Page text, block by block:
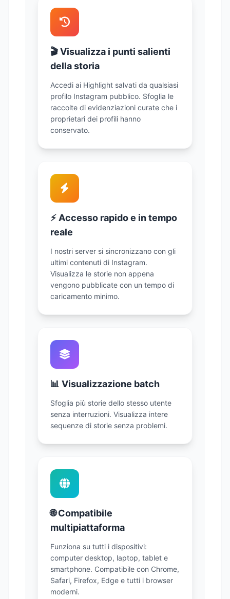
🎬 Visualizza i punti salienti
della storia
Accedi ai Highlight salvati da qualsiasi
profilo Instagram pubblico. Sfoglia le
raccolte di evidenziazioni curate che i
proprietari dei profili hanno
conservato.
⚡ Accesso rapido e in tempo
reale
I nostri server si sincronizzano con gli
ultimi contenuti di Instagram.
Visualizza le storie non appena
vengono pubblicate con un tempo di
caricamento minimo.
📊 Visualizzazione batch
Sfoglia più storie dello stesso utente
senza interruzioni. Visualizza intere
sequenze di storie senza problemi.
🌐 Compatibile
multipiattaforma
Funziona su tutti i dispositivi:
computer desktop, laptop, tablet e
smartphone. Compatibile con Chrome,
Safari, Firefox, Edge e tutti i browser
moderni.